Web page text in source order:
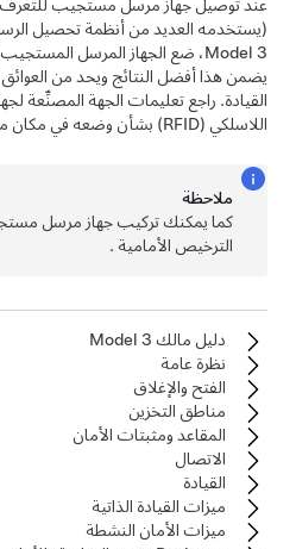
(يستخدمه العديد من أنظمة تحصيل الرسوم
Model 3، ضع الجهاز المرسل المستجيب
يضمن هذا أفضل النتائج ويحد من العوائق التي
القيادة. راجع تعليمات الجهة المصنِّعة لجهاز
اللاسلكي (RFID) بشأن وضعه في مكان معين.
ملاحظة
كما يمكنك تركيب جهاز مرسل
الترخيص الأمامية .
دليل مالك Model 3
نظرة عامة
الفتح والإغلاق
مناطق التخزين
المقاعد ومثبتات الأمان
الاتصال
القيادة
ميزات القيادة الذاتية
ميزات الأمان النشطة